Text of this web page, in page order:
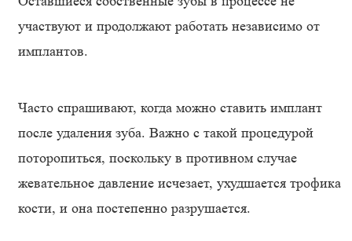
участвуют и продолжают работать независимо от
имплантов.
Часто спрашивают, когда можно ставить имплант
после удаления зуба. Важно с такой процедурой
поторопиться, поскольку в противном случае
жевательное давление исчезает, ухудшается трофика
кости, и она постепенно разрушается.